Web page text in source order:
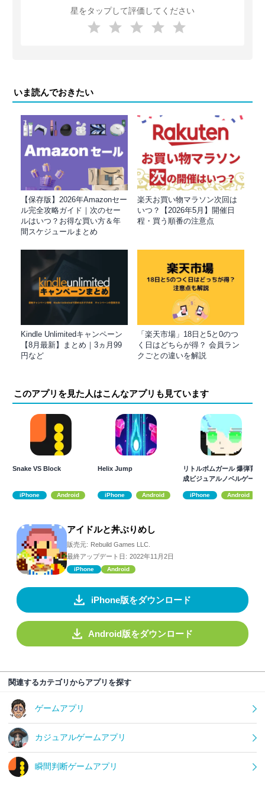
星をタップして評価してください
いま読んでおきたい
【保存版】2026年Amazonセー
ル完全攻略ガイド｜次のセー
ルはいつ？お得な買い方＆年
間スケジュールまとめ
楽天お買い物マラソン次回は
いつ？【2026年5月】開催日
程・買う順番の注意点
Kindle Unlimitedキャンペーン
【8月最新】まとめ｜3ヵ月99
円など
「楽天市場」18日と5と0のつ
く日はどちらが得？ 会員ラン
クごとの違いを解説
このアプリを見た人はこんなアプリも見ています
Snake VS Block
iPhone Android
Helix Jump
iPhone Android
リトルボムガール 爆弾育
成ビジュアルノベルゲー
iPhone Android
アイドルと丼ぶりめし
販売元: Rebuild Games LLC.
最終アップデート日: 2022年11月2日
iPhone Android
iPhone版をダウンロード
Android版をダウンロード
関連するカテゴリからアプリを探す
ゲームアプリ
カジュアルゲームアプリ
瞬間判断ゲームアプリ